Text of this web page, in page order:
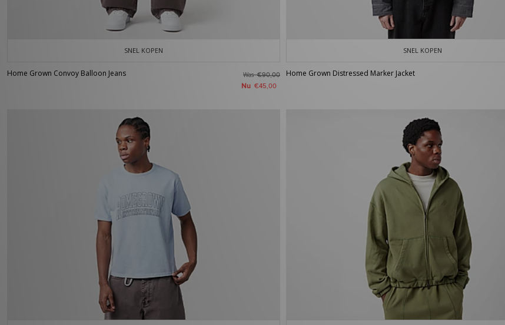
SNEL KOPEN
Home Grown Convoy Balloon Jeans Was€90,00
Nu €45,00
SNEL KOPEN
Home Grown Distressed Marker Jacket